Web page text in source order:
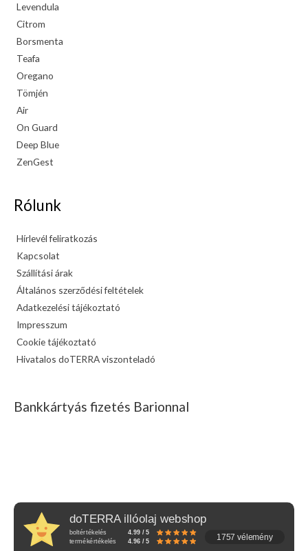
Levendula
Citrom
Borsmenta
Teafa
Oregano
Tömjén
Air
On Guard
Deep Blue
ZenGest
Rólunk
Hírlevél feliratkozás
Kapcsolat
Szállítási árak
Általános szerződési feltételek
Adatkezelési tájékoztató
Impresszum
Cookie tájékoztató
Hivatalos doTERRA viszonteladó
Bankkártyás fizetés Barionnal
doTERRA illóolaj webshop
boltértékelés
4.99 / 5
termékértékelés
4.96 / 5 1757 vélemény